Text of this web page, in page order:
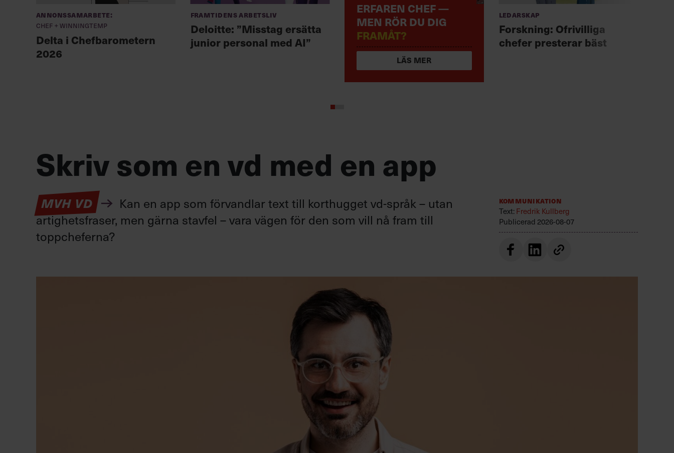
Annonssamarbete:
Chef + Winningtemp
Delta i Chefbarometern
2026
Framtidens arbetsliv
Deloitte: ”Misstag ersätta
junior personal med AI”
ERFAREN CHEF —
MEN RÖR DU DIG
FRAMÅT?
LÄS MER
Ledarskap
Forskning: Ofrivilliga
chefer presterar bäst
Skriv som en vd med en app
MVH VD
Kan en app som förvandlar text till korthugget vd-språk – utan
artighetsfraser, men gärna stavfel – vara vägen för den som vill nå fram till
toppcheferna?
Kommunikation
Text:Fredrik Kullberg
Publicerad 2026-08-07